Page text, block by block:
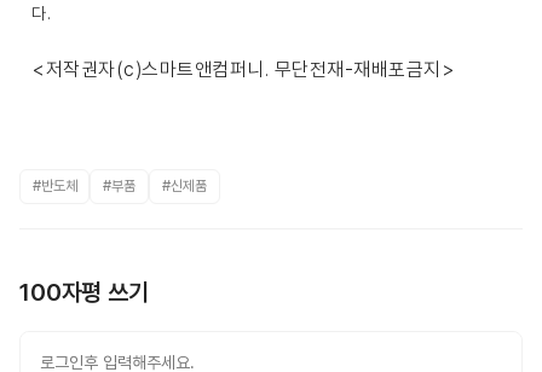
다.
<저작권자(c)스마트앤컴퍼니. 무단전재-재배포금지>
#반도체 #부품 #신제품
100자평 쓰기